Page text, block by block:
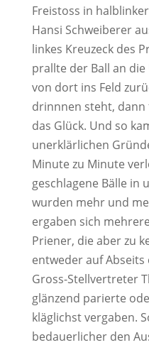
Freistoss in
Hansi Schweiberer
linkes Kreuzeck des
prallte der Ball an
von dort ins Feld
drinnnen steht,
das Glück. Und so
unerklärlichen
Minute zu Minute
geschlagene Bälle in
wurden mehr und
ergaben sich
Priener, die aber zu
entweder auf
Gross-Stellvertreter
glänzend parierte
kläglichst vergaben.
bedauerlicher den